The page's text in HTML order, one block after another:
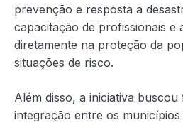
prevenção e resposta a
capacitação de profissionais e
diretamente na proteção da
situações de risco.
Além disso, a iniciativa
integração entre os municípios